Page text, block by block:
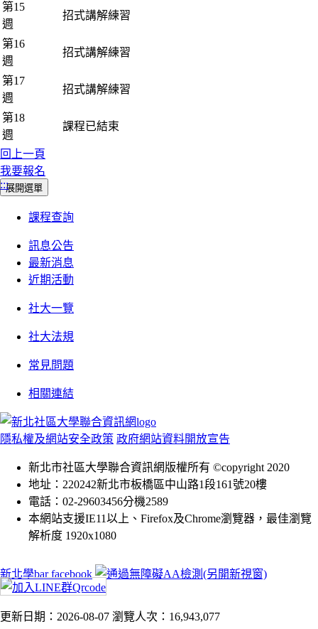
第15
週
招式講解練習
第16
週
招式講解練習
第17
週
招式講解練習
第18
週
課程已結束
回上一頁
我要報名
:::展開選單
課程查詢
訊息公告
最新消息
近期活動
社大一覽
社大法規
常見問題
相關連結
隱私權及網站安全政策 政府網站資料開放宣告
新北市社區大學聯合資訊網版權所有 ©copyright 2020
地址：220242新北市板橋區中山路1段161號20樓
電話：02-29603456分機2589
本網站支援IE11以上、Firefox及Chrome瀏覽器，最佳瀏覽
解析度 1920x1080
新北學bar facebook
更新日期：2026-08-07 瀏覽人次：16,943,077